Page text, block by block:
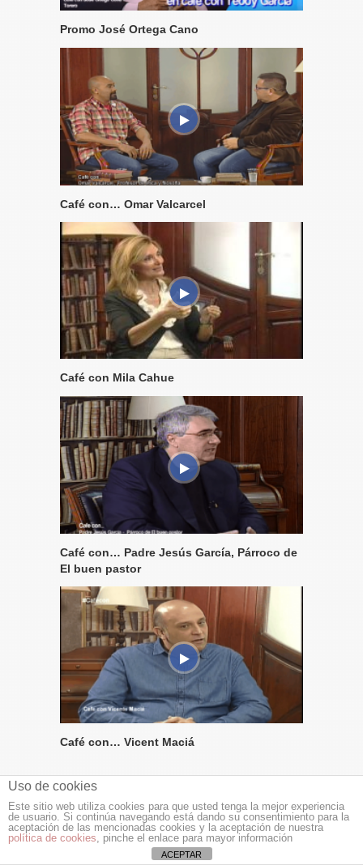
Promo José Ortega Cano
Café con… Omar Valcarcel
Café con Mila Cahue
Café con… Padre Jesús García, Párroco de
El buen pastor
Café con… Vicent Maciá
NOTICIAS DE ALICANTE AL DÍA
Uso de cookies
Este sitio web utiliza cookies para que usted tenga la mejor experiencia
de usuario. Si continúa navegando está dando su consentimiento para la
aceptación de las mencionadas cookies y la aceptación de nuestra
política de cookies, pinche el enlace para mayor información
ACEPTAR